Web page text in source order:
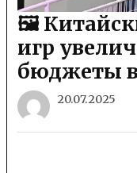
🖼
игр
бюджеты в
20.07.2025